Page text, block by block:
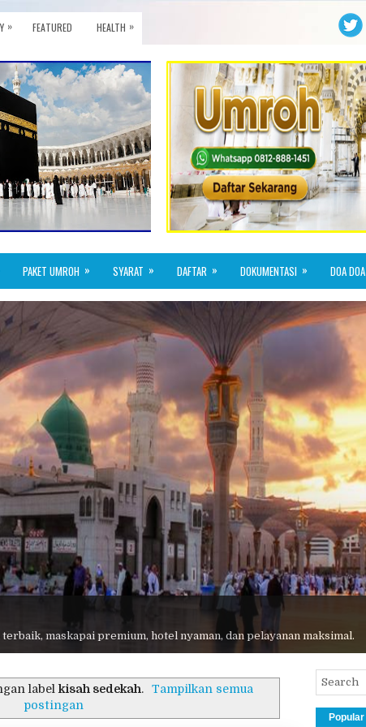
» FEATURED HEALTH »
PAKET UMROH » SYARAT » DAFTAR » DOKUMENTASI » DOA DOA
maskapai premium, hotel nyaman, dan pelayanan maksimal.
labelkisah sedekah.
Tampilkan semua
postingan
Popular